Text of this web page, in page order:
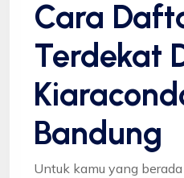
Cara
Terdekat
Bandung
Untuk kamu yang